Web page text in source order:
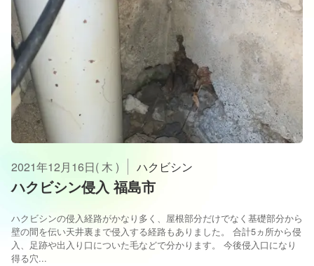
2021年12月16日( 木 ) ハクビシン
ハクビシン侵入 福島市
ハクビシンの侵入経路がかなり多く、屋根部分だけでなく基礎部分から
壁の間を伝い天井裏まで侵入する経路もありました。 合計5ヵ所から侵
入、足跡や出入り口についた毛などで分かります。 今後侵入口になり
得る穴...